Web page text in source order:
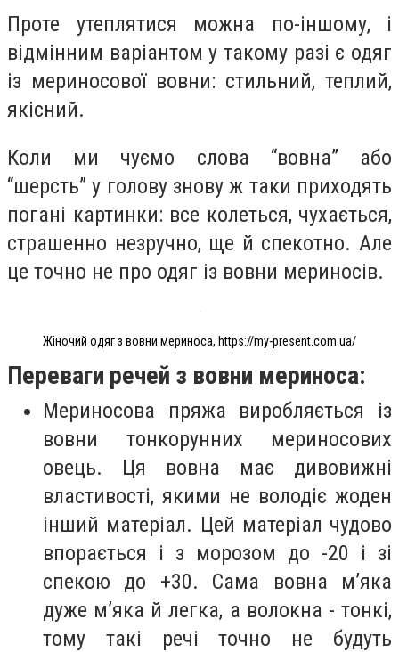
Проте утеплятися можна по-іншому, і
відмінним варіантом у такому разі є одяг
із мериносової вовни: стильний, теплий,
якісний.
Коли ми чуємо слова “вовна” або
“шерсть” у голову знову ж таки приходять
погані картинки: все колеться, чухається,
страшенно незручно, ще й спекотно. Але
це точно не про одяг із вовни мериносів.
Жіночий одяг з вовни мериноса, https://my-present.com.ua/
Переваги речей з вовни мериноса:
Мериносова пряжа виробляється із
вовни тонкорунних мериносових
овець. Ця вовна має дивовижні
властивості, якими не володіє жоден
інший матеріал. Цей матеріал чудово
впорається і з морозом до -20 і зі
спекою до +30. Сама вовна м’яка
дуже м’яка й легка, а волокна - тонкі,
тому такі речі точно не будуть